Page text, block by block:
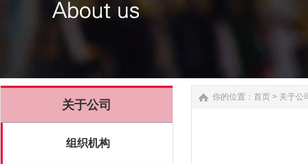
关于公司
组织机构
你的位置： 首页 > 关于公